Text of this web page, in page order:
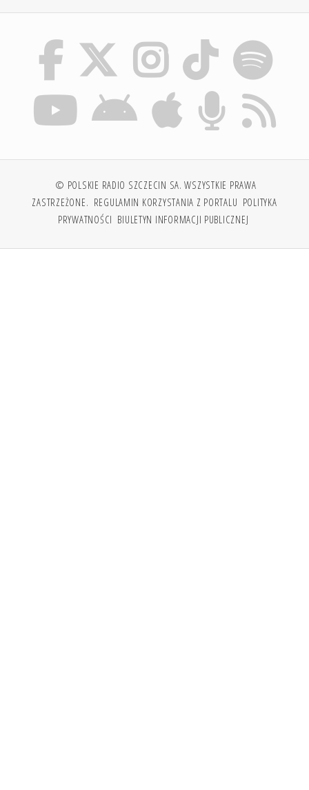
© POLSKIE RADIO SZCZECIN SA. WSZYSTKIE PRAWA
ZASTRZEŻONE. REGULAMIN KORZYSTANIA Z PORTALU POLITYKA
PRYWATNOŚCI BIULETYN INFORMACJI PUBLICZNEJ